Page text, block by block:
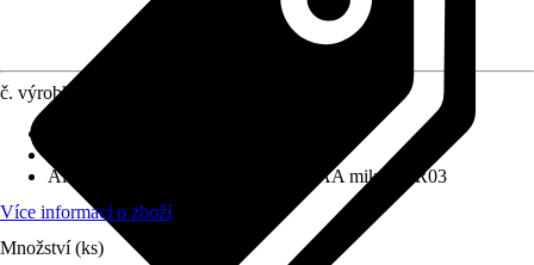
č. výrobku
Alternativní název (a typ baterie)
AAA mikro, LR03
Více informací o zboží
Množství (ks)